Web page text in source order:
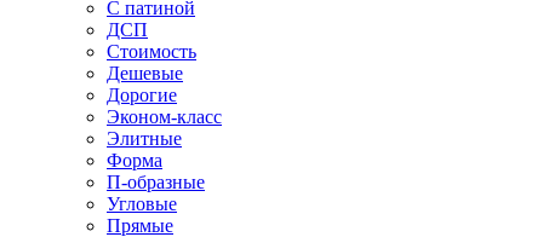
С патиной
ДСП
Стоимость
Дешевые
Дорогие
Эконом-класс
Элитные
Форма
П-образные
Угловые
Прямые